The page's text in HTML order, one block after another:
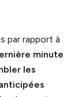
par rapport à
minute
les